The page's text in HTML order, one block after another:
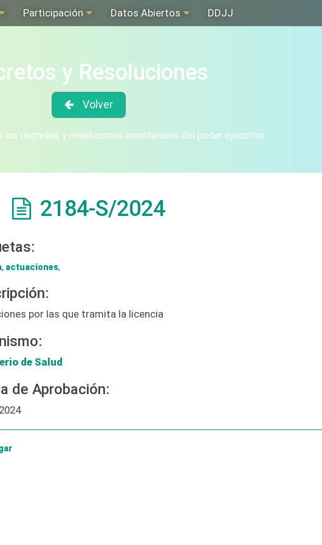
Participación Datos Abiertos DDJJ
y Resoluciones
Volver
los decretos y resoluciones ministeriales del poder ejecutivo
2184-S/2024
, actuaciones,
por las que tramita la licencia
de Salud
de Aprobación: